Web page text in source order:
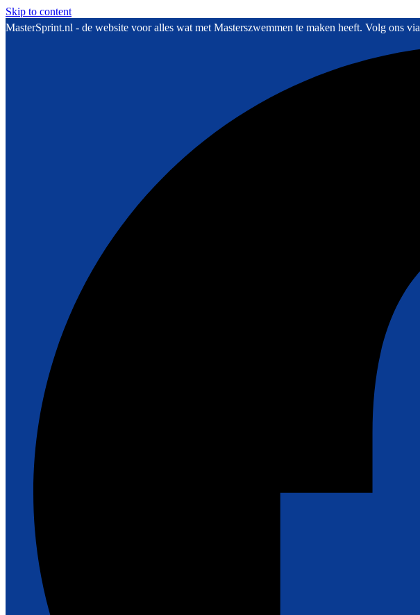
Skip to content
MasterSprint.nl - de website voor alles wat met Masterszwemmen te maken heeft. Volg ons via